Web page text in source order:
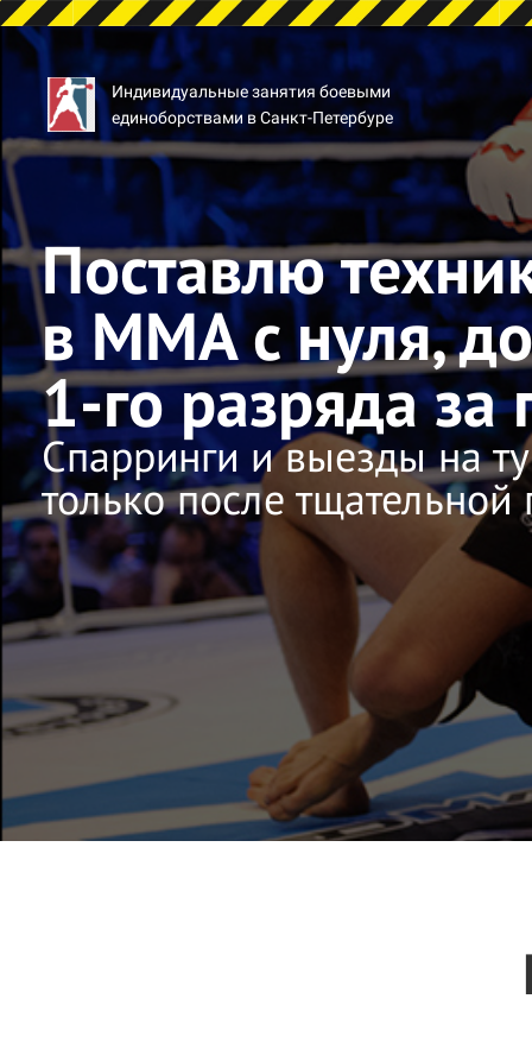
Индивидуальные занятия боевыми
единоборствами в Санкт-Петербуре
Поставлю
в ММАс нуля,
1-го разряда за
Спарринги и выезды на
только после тщательной